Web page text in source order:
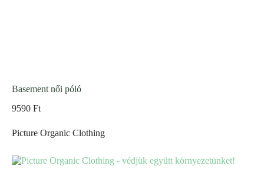
Basement női póló
9590 Ft
Picture Organic Clothing